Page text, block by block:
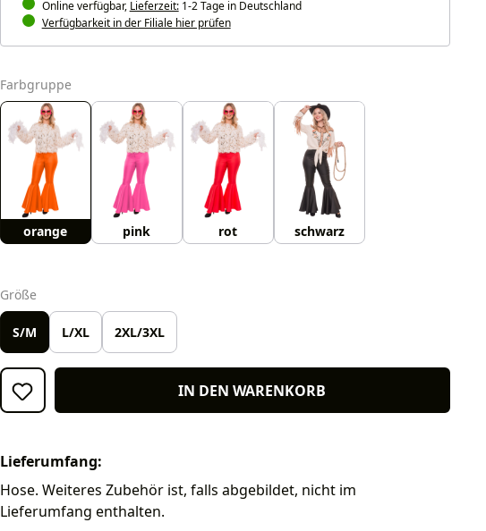
Online verfügbar, Lieferzeit:1-2 Tage in Deutschland
Verfügbarkeit in der Filiale hier prüfen
Farbgruppeauswählen
orange pink rot schwarz
Größeauswählen
S/M L/XL 2XL/3XL
IN DEN WARENKORB
Lieferumfang:
Hose. Weiteres Zubehör ist, falls abgebildet, nicht im
Lieferumfang enthalten.